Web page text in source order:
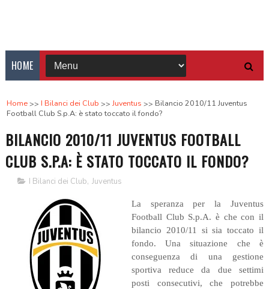
HOME
Home I Bilanci dei Club Juventus
Bilancio 2010/11 Juventus
Football Club S.p.A: è stato toccato il fondo?
BILANCIO 2010/11 JUVENTUS FOOTBALL
CLUB S.P.A: È STATO TOCCATO IL FONDO?
I Bilanci dei Club, Juventus
La speranza per la Juventus
Football Club S.p.A. è che con il
bilancio 2010/11 si sia toccato il
fondo. Una situazione che è
conseguenza di una gestione
sportiva reduce da due settimi
posti consecutivi, che potrebbe